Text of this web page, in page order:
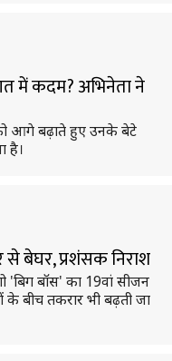
में कदम? अभिनेता ने
आगे बढ़ाते हुए उनके बेटे
है।
बेघर, प्रशंसक निराश
'बिग बॉस' का 19वां सीजन
बीच तकरार भी बढ़ती जा